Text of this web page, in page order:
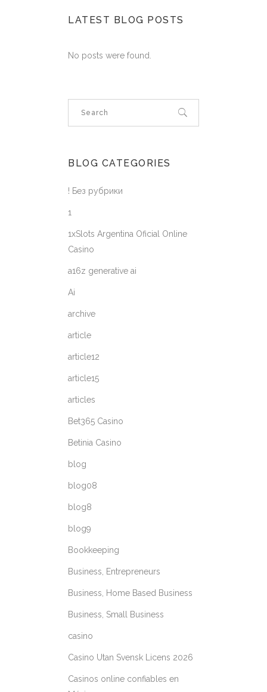
LATEST BLOG POSTS
No posts were found.
BLOG CATEGORIES
! Без рубрики
1
1xSlots Argentina Oficial Online
Casino
a16z generative ai
Ai
archive
article
article12
article15
articles
Bet365 Casino
Betinia Casino
blog
blog08
blog8
blog9
Bookkeeping
Business, Entrepreneurs
Business, Home Based Business
Business, Small Business
casino
Casino Utan Svensk Licens 2026
Casinos online confiables en